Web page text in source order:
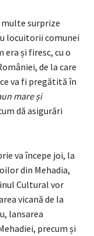
multe surprize
locuitorii comunei
era și firesc, cu o
de la care
va fi pregătită în
mare și
dă asigurări
va începe joi, la
din Mehadia,
Cultural vor
vicană de la
lansarea
precum și